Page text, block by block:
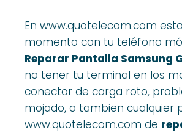
En www.quotelecom.com
momento con tu teléfono
Reparar Pantalla Samsung
no tener tu terminal en los
conector de carga roto,
mojado, o tambien cualquier
www.quotelecom.com de